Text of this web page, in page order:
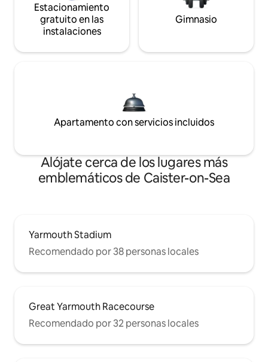
Estacionamiento
gratuito en las
instalaciones
Gimnasio
Apartamento con servicios incluidos
Alójate cerca de los lugares más
emblemáticos de Caister-on-Sea
Yarmouth Stadium
Recomendado por 38 personas locales
Great Yarmouth Racecourse
Recomendado por 32 personas locales